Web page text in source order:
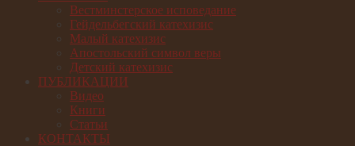
Вестминстерское исповедание
Гейдельбегский катехизис
Малый катехизис
Апостольский символ веры
Детский катехизис
ПУБЛИКАЦИИ
Видео
Книги
Статьи
КОНТАКТЫ